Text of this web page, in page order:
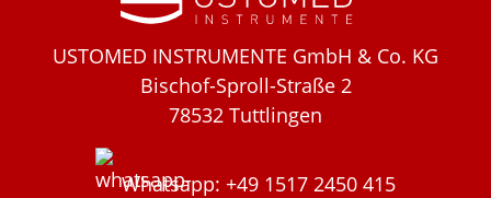
USTOMED INSTRUMENTE GmbH & Co. KG
Bischof-Sproll-Straße 2
78532 Tuttlingen
Whatsapp: +49 1517 2450 415